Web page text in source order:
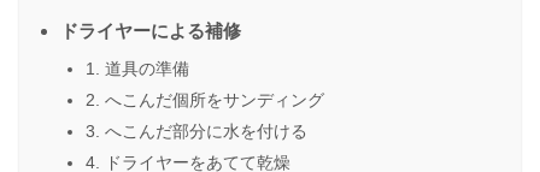
ドライヤーによる補修
1. 道具の準備
2. へこんだ個所をサンディング
3. へこんだ部分に水を付ける
4. ドライヤーをあてて乾燥